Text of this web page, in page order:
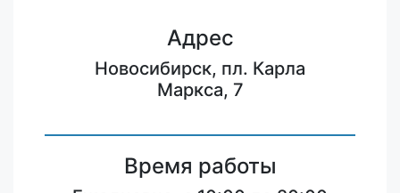
Адрес
Новосибирск, пл. Карла
Маркса, 7
Время работы